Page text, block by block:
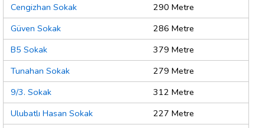
Cengizhan Sokak
290 Metre
Güven Sokak
286 Metre
B5 Sokak
379 Metre
Tunahan Sokak
279 Metre
9/3. Sokak
312 Metre
Ulubatlı Hasan Sokak
227 Metre